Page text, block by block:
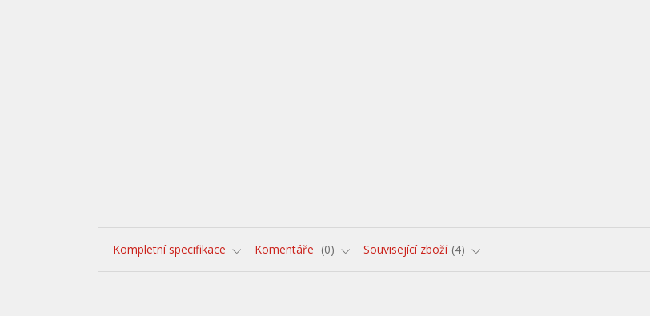
Kompletní specifikace Komentáře 0 Související zboží 4